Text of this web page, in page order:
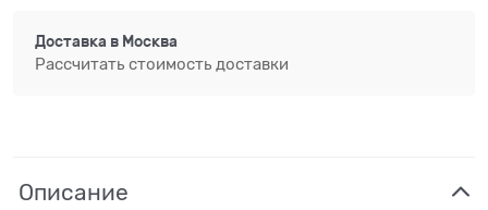
Доставка в Москва
Рассчитать стоимость доставки
Описание